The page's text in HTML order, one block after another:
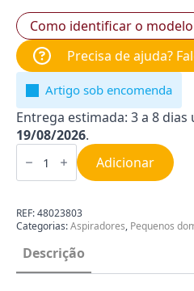
Como identificar o modelo
Precisa de ajuda?
Artigo sob encomenda
Entrega estimada: 3 a 8 dias
19/08/2026.
Quantidade
de
para
Hoover
Vertical
Adicionar
REF:48023803
Categorias:Aspiradores, Pequenos
Descrição